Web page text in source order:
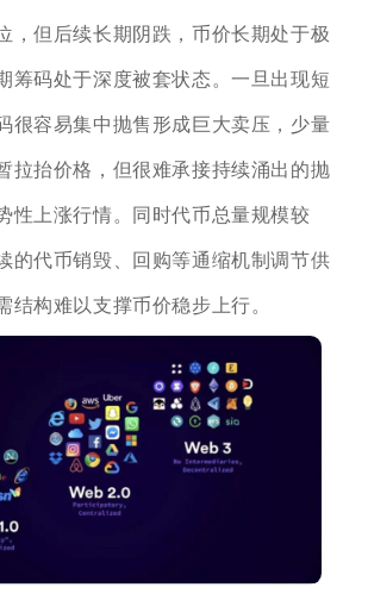
，但后续长期阴跌，币价长期处于极
筹码处于深度被套状态。一旦出现短
很容易集中抛售形成巨大卖压，少量
拉抬价格，但很难承接持续涌出的抛
性上涨行情。同时代币总量规模较
的代币销毁、回购等通缩机制调节供
结构难以支撑币价稳步上行。